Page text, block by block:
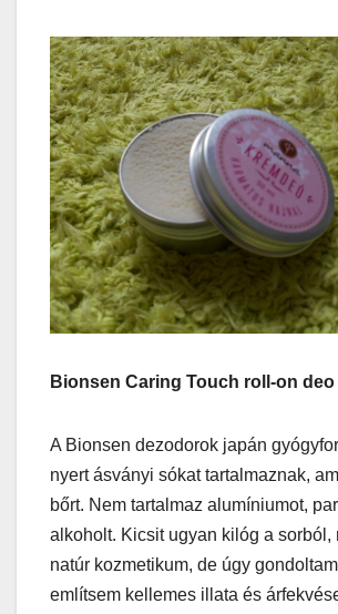
Bionsen Caring Touch roll-on deo
A Bionsen dezodorok japán
nyert ásványi sókat tartalmaznak,
bőrt. Nem tartalmaz alumíniumot,
alkoholt. Kicsit ugyan kilóg a sorból,
natúr kozmetikum, de úgy gondoltam
említsem kellemes illata és